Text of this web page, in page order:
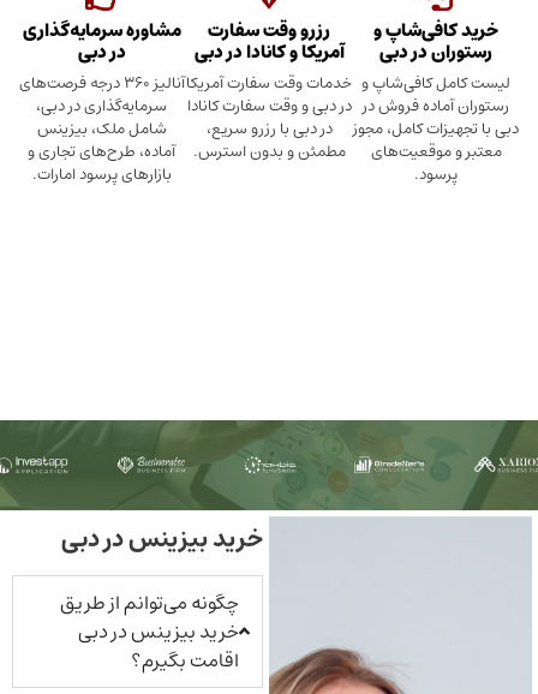
و
در دبی
و
فروش در
کامل، مجوز
رزرو وقت سفارت
آمریکا و کانادا در دبی
خدمات وقت سفارت آمریکا
در دبی و وقت سفارت کانادا
در دبی با رزرو سریع،
مطمئن و بدون استرس.
مشاوره سرمایه‌گذاری
در دبی
آنالیز ۳۶۰ درجه فرصت‌های
سرمایه‌گذاری در دبی،
شامل ملک، بیزینس
آماده، طرح‌های تجاری و
بازارهای پرسود امارات.
خرید بیزینس در دبی
چگونه می‌توانم از طریق
خرید بیزینس در دبی
اقامت بگیرم؟